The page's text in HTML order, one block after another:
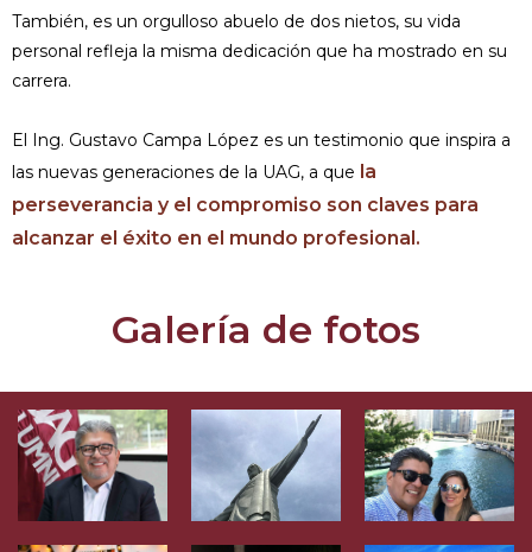
También, es un orgulloso abuelo de dos nietos, su vida
personal refleja la misma dedicación que ha mostrado en su
carrera.
El Ing. Gustavo Campa López es un testimonio que inspira a
las nuevas generaciones de la UAG, a que la
perseverancia y el compromiso son claves para
alcanzar el éxito en el mundo profesional.
Galería de fotos